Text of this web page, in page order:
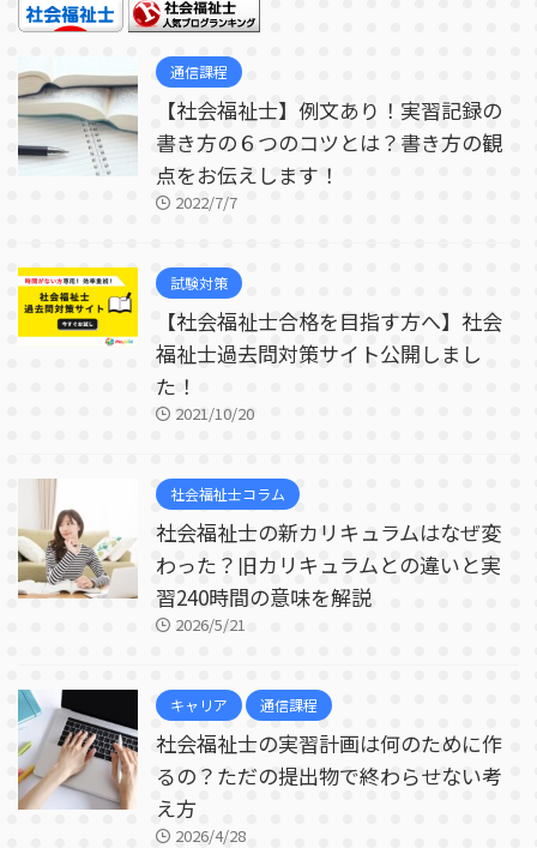
通信課程
【社会福祉士】例文あり！実習記録の
書き方の６つのコツとは？書き方の観
点をお伝えします！
2022/7/7
試験対策
【社会福祉士合格を目指す方へ】社会
福祉士過去問対策サイト公開しまし
た！
2021/10/20
社会福祉士コラム
社会福祉士の新カリキュラムはなぜ変
わった？旧カリキュラムとの違いと実
習240時間の意味を解説
2026/5/21
キャリア 通信課程
社会福祉士の実習計画は何のために作
るの？ただの提出物で終わらせない考
え方
2026/4/28